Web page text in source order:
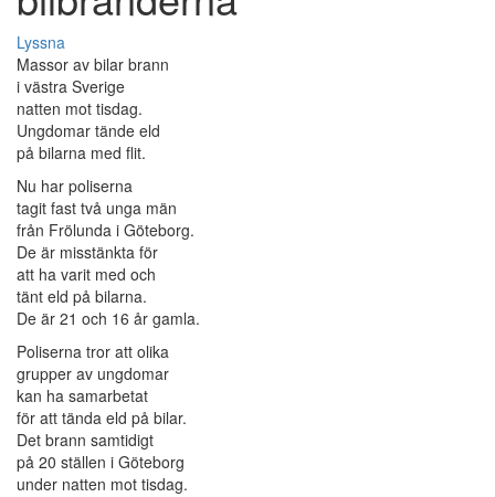
Lyssna
Massor av bilar brann
i västra Sverige
natten mot tisdag.
Ungdomar tände eld
på bilarna med flit.
Nu har poliserna
tagit fast två unga män
från Frölunda i Göteborg.
De är misstänkta för
att ha varit med och
tänt eld på bilarna.
De är 21 och 16 år gamla.
Poliserna tror att olika
grupper av ungdomar
kan ha samarbetat
för att tända eld på bilar.
Det brann samtidigt
på 20 ställen i Göteborg
under natten mot tisdag.